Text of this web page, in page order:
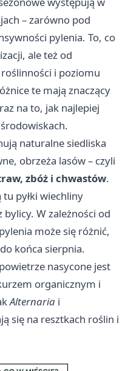
– zarówno pod
pylenia. To, co
ale też od
i poziomu
te mają znaczący
na to, jak najlepiej
naturalne siedliska
obrzeża lasów – czyli
zbóż i chwastów.
pyłki wiechliny
W zależności od
może się różnić,
końca sierpnia.
nasycone jest
organicznym i
Alternaria i
się na resztkach roślin i